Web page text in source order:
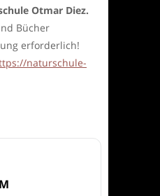
Otmar Diez.
Bücher
erforderlich!
naturschule-